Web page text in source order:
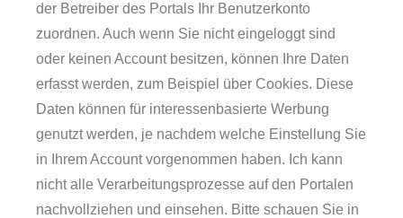
der Betreiber des Portals Ihr Benutzerkonto
zuordnen. Auch wenn Sie nicht eingeloggt sind
oder keinen Account besitzen, können Ihre Daten
erfasst werden, zum Beispiel über Cookies. Diese
Daten können für interessenbasierte Werbung
genutzt werden, je nachdem welche Einstellung Sie
in Ihrem Account vorgenommen haben. Ich kann
nicht alle Verarbeitungsprozesse auf den Portalen
nachvollziehen und einsehen. Bitte schauen Sie in